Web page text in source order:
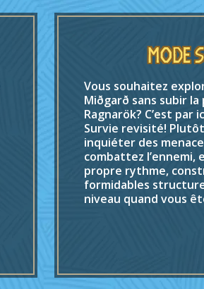
Mode
Vous souhaitez
Miðgarð sans subir la
Ragnarök? C’est par
Survie revisité!
inquiéter des
combattez l’ennemi,
propre rythme,
formidables
niveau quand vous